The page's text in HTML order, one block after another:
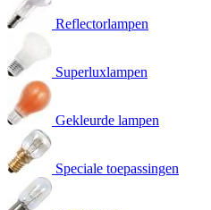
Reflectorlampen
Superluxlampen
Gekleurde lampen
Speciale toepassingen